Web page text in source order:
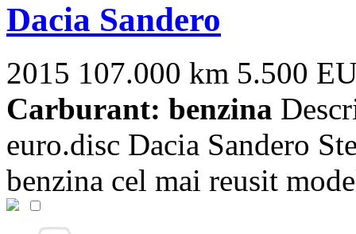
Dacia Sandero
2015 107.000 km 5.500
Carburant: benzina
euro.disc Dacia Sandero
benzina cel mai reusit